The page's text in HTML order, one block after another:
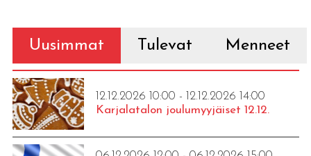
Uusimmat Tulevat Menneet
12.12.2026 10:00 - 12.12.2026 14:00
Karjalatalon joulumyyjäiset 12.12.